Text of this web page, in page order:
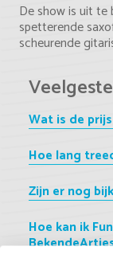
De show is uit te
spetterende
scheurende
Wat is de
Hoe lang
Zijn er nog
Hoe kan ik